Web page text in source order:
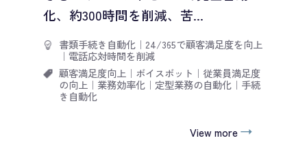
化、約300時間を削減、苦...
書類手続き自動化｜ 24/365で顧客満足度を向上
｜ 電話応対時間を削減
顧客満足度向上 ｜ ボイスボット ｜ 従業員満足度
の向上 ｜ 業務効率化｜ 定型業務の自動化｜ 手続
き自動化
View more